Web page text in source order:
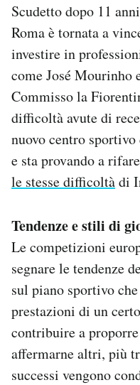
Scudetto dopo 11
Roma è tornata a
investire in
come José Mourinho
Commisso la
difficoltà avute di
nuovo centro
e sta provando a
le stesse difficoltàdi
Tendenze e stili di
Le competizioni
segnare le tendenze
sul piano sportivo
prestazioni di un
contribuire a
affermarne altri, più
successi vengono